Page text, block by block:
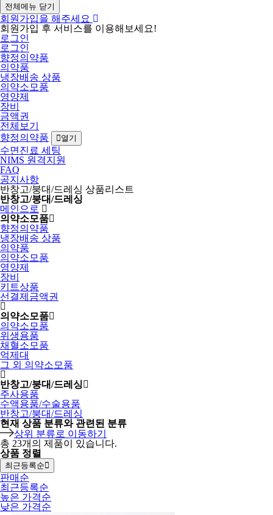
전체메뉴 닫기
회원가입을 해주세요
회원가입 후 서비스를 이용해보세요!
로그인
로그인
향정의약품
의약품
냉장배송 상품
의약소모품
영양제
장비
금액권
전체보기
향정의약품
열기
수면진료 세팅
NIMS 원격지원
FAQ
공지사항
반창고/붕대/드레싱 상품리스트
반창고/붕대/드레싱
메인으로
의약소모품
향정의약품
냉장배송 상품
의약품
의약소모품
영양제
장비
키트상품
선결제금액권
의약소모품
의약소모품
위생용품
채혈소모품
억제대
그 외 의약소모품
반창고/붕대/드레싱
주사용품
수액용품/수술용품
반창고/붕대/드레싱
현재 상품 분류와 관련된 분류
상위 분류로 이동하기
총 23개의 제품이 있습니다.
상품 정렬
최근등록순
판매순
최근등록순
높은 가격순
낮은 가격순